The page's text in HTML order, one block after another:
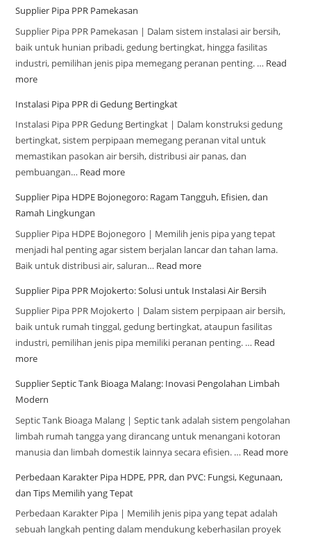
Supplier Pipa PPR Pamekasan
Supplier Pipa PPR Pamekasan | Dalam sistem instalasi air bersih,
baik untuk hunian pribadi, gedung bertingkat, hingga fasilitas
industri, pemilihan jenis pipa memegang peranan penting. … Read
more
Instalasi Pipa PPR di Gedung Bertingkat
Instalasi Pipa PPR Gedung Bertingkat | Dalam konstruksi gedung
bertingkat, sistem perpipaan memegang peranan vital untuk
memastikan pasokan air bersih, distribusi air panas, dan
pembuangan… Read more
Supplier Pipa HDPE Bojonegoro: Ragam Tangguh, Efisien, dan
Ramah Lingkungan
Supplier Pipa HDPE Bojonegoro | Memilih jenis pipa yang tepat
menjadi hal penting agar sistem berjalan lancar dan tahan lama.
Baik untuk distribusi air, saluran… Read more
Supplier Pipa PPR Mojokerto: Solusi untuk Instalasi Air Bersih
Supplier Pipa PPR Mojokerto | Dalam sistem perpipaan air bersih,
baik untuk rumah tinggal, gedung bertingkat, ataupun fasilitas
industri, pemilihan jenis pipa memiliki peranan penting. … Read
more
Supplier Septic Tank Bioaga Malang: Inovasi Pengolahan Limbah
Modern
Septic Tank Bioaga Malang | Septic tank adalah sistem pengolahan
limbah rumah tangga yang dirancang untuk menangani kotoran
manusia dan limbah domestik lainnya secara efisien. … Read more
Perbedaan Karakter Pipa HDPE, PPR, dan PVC: Fungsi, Kegunaan,
dan Tips Memilih yang Tepat
Perbedaan Karakter Pipa | Memilih jenis pipa yang tepat adalah
sebuah langkah penting dalam mendukung keberhasilan proyek